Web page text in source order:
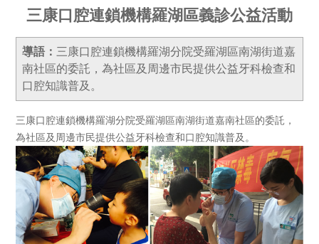
三康口腔連鎖機構羅湖區義診公益活動
導語： 三康口腔連鎖機構羅湖分院受羅湖區南湖街道嘉
南社區的委託，為社區及周邊市民提供公益牙科檢查和
口腔知識普及。
三康口腔連鎖機構羅湖分院受羅湖區南湖街道嘉南社區的委託，
為社區及周邊市民提供公益牙科檢查和口腔知識普及。